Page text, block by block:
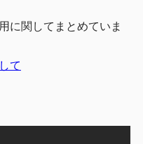
に関してまとめていま
て